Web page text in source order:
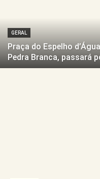
GERAL
Praça do Espelho
Pedra Branca, passará